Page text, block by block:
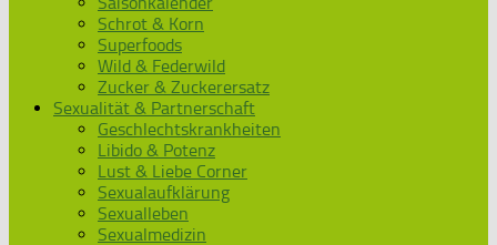
Schrot & Korn
Superfoods
Wild & Federwild
Zucker & Zuckerersatz
Sexualität & Partnerschaft
Geschlechtskrankheiten
Libido & Potenz
Lust & Liebe Corner
Sexualaufklärung
Sexualleben
Sexualmedizin